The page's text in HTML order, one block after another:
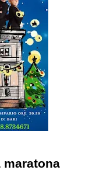
maratona